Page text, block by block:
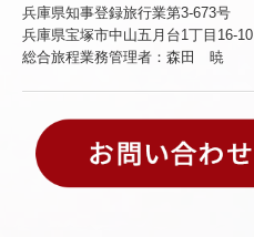
兵庫県知事登録旅行業第3-673号
兵庫県宝塚市中山五月台1丁目16-10
総合旅程業務管理者：森田 暁